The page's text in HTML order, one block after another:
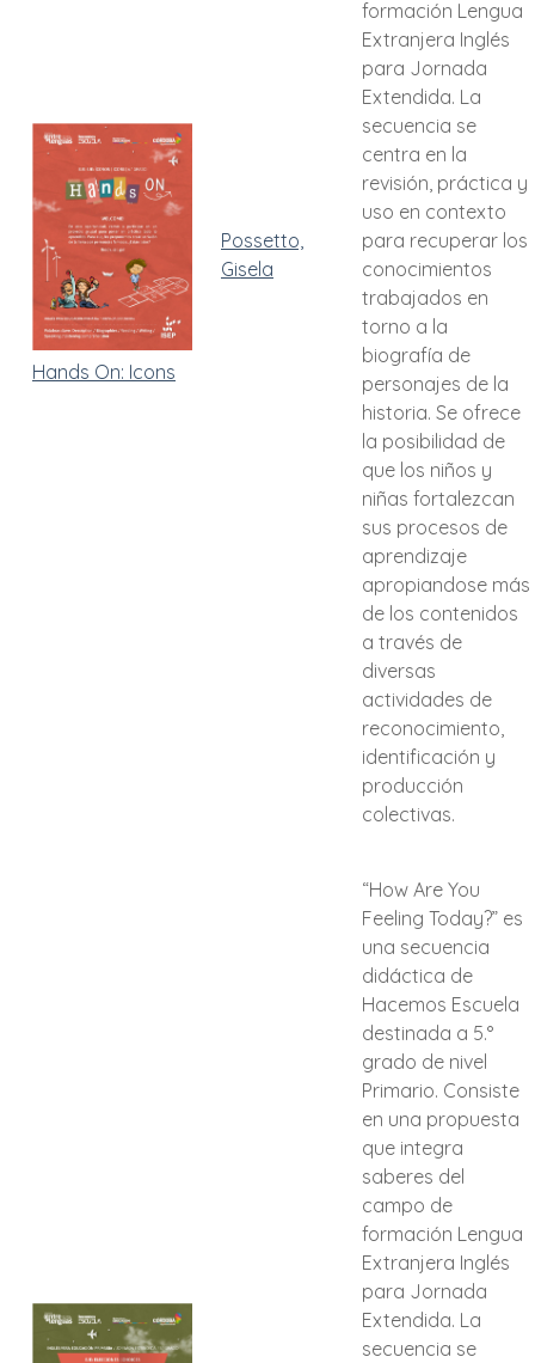
Hands On: Icons
Possetto,
Gisela
formación Lengua
Extranjera Inglés
para Jornada
Extendida. La
secuencia se
centra en la
revisión, práctica y
uso en contexto
para recuperar los
conocimientos
trabajados en
torno a la
biografía de
personajes de la
historia. Se ofrece
la posibilidad de
que los niños y
niñas fortalezcan
sus procesos de
aprendizaje
apropiandose más
de los contenidos
a través de
diversas
actividades de
reconocimiento,
identificación y
producción
colectivas.
“How Are You
Feeling Today?” es
una secuencia
didáctica de
Hacemos Escuela
destinada a 5.°
grado de nivel
Primario. Consiste
en una propuesta
que integra
saberes del
campo de
formación Lengua
Extranjera Inglés
para Jornada
Extendida. La
secuencia se